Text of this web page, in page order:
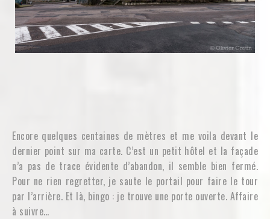
Encore quelques centaines de mètres et me voila devant le
dernier point sur ma carte. C’est un petit hôtel et la façade
n’a pas de trace évidente d’abandon, il semble bien fermé.
Pour ne rien regretter, je saute le portail pour faire le tour
par l’arrière. Et là, bingo : je trouve une porte ouverte. Affaire
à suivre…